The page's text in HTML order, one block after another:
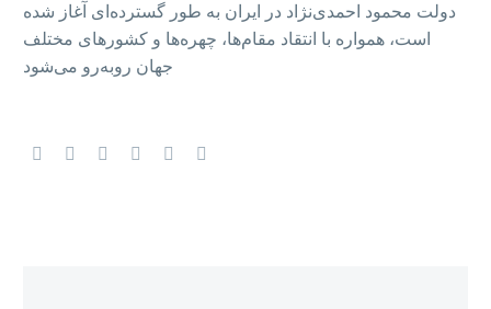
دولت محمود احمدی‌نژاد در ایران به طور گسترده‌ای آغاز شده
است، همواره با انتقاد مقام‌ها، چهره‌ها و کشورهای مختلف
جهان روبه‌رو می‌شود